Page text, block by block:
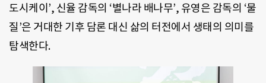
도시케이’, 신율 감독의 ‘별나라 배나무’, 유영은 감독의 ‘물
질’은 거대한 기후 담론 대신 삶의 터전에서 생태의 의미를
탐색한다.